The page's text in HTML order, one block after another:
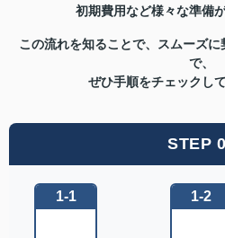
初期費用など様々な準備
この流れを知ることで、スムーズ
で、
ぜひ手順をチェックし
STEP
1-1 1-2